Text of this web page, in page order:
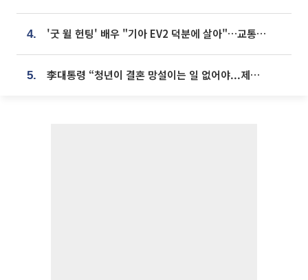
4. '굿 윌 헌팅' 배우 "기아 EV2 덕분에 살아"…교통사고 후 안전성 극찬
5. 李대통령 “청년이 결혼 망설이는 일 없어야...제도상 불이익 조사”